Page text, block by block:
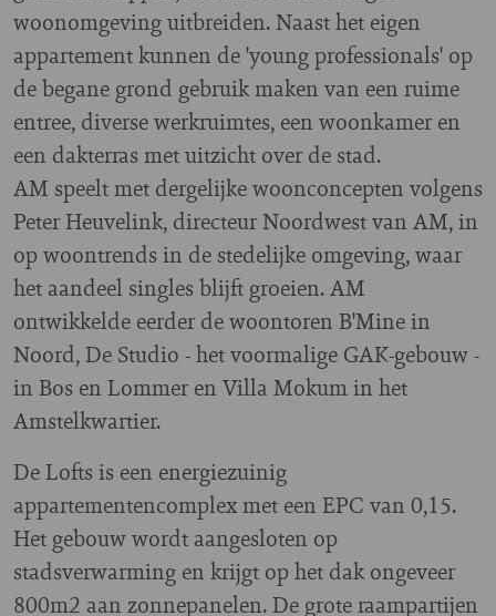
woonomgeving uitbreiden. Naast het eigen
appartement kunnen de 'young professionals' op
de begane grond gebruik maken van een ruime
entree, diverse werkruimtes, een woonkamer en
een dakterras met uitzicht over de stad.
AM speelt met dergelijke woonconcepten volgens
Peter Heuvelink, directeur Noordwest van AM, in
op woontrends in de stedelijke omgeving, waar
het aandeel singles blijft groeien. AM
ontwikkelde eerder de woontoren B'Mine in
Noord, De Studio - het voormalige GAK-gebouw -
in Bos en Lommer en Villa Mokum in het
Amstelkwartier.
De Lofts is een energiezuinig
appartementencomplex met een EPC van 0,15.
Het gebouw wordt aangesloten op
stadsverwarming en krijgt op het dak ongeveer
800m2 aan zonnepanelen. De grote raampartijen